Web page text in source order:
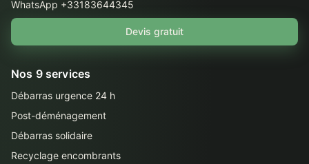
WhatsApp +33183644345
Devis gratuit
Nos 9 services
Débarras urgence 24 h
Post-déménagement
Débarras solidaire
Recyclage encombrants